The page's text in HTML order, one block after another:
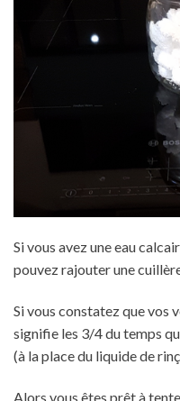
Si vous avez une eau
pouvez rajouter une
Si vous constatez que vos
signifie les 3/4 du temps
(à la place du liquide de
Alors vous êtes prêt à